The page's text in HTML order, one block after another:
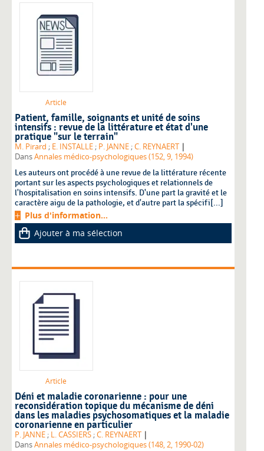
Article
Patient, famille, soignants et unité de soins
intensifs : revue de la littérature et état d'une
pratique "sur le terrain"
M. Pirard ; E. INSTALLE ; P. JANNE ;C. REYNAERT |
DansAnnales médico-psychologiques (152, 9, 1994)
Les auteurs ont procédé à une revue de la littérature récente
portant sur les aspects psychologiques et relationnels de
l'hospitalisation en soins intensifs. D'une part la gravité et le
caractère aigu de la pathologie, et d'autre part la spécifi[...]
Plus d'information...
Ajouter à ma sélection
Article
Déni et maladie coronarienne : pour une
reconsidération topique du mécanisme de déni
dans les maladies psychosomatiques et la maladie
coronarienne en particulier
P. JANNE ; L. CASSIERS ;C. REYNAERT |
DansAnnales médico-psychologiques (148, 2, 1990-02)